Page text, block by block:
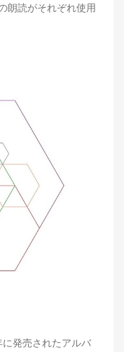
朗読がそれぞれ使用
に発売されたアルバ